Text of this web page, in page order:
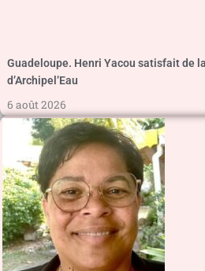
Guadeloupe. Henri Yacou satisfait de
d’Archipel’Eau
6 août 2026